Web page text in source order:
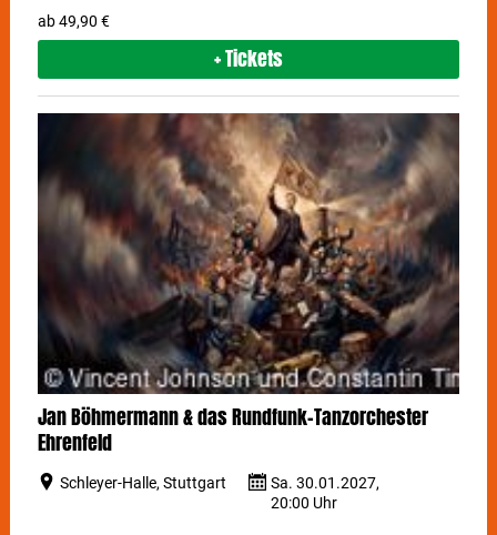
ab 49,90 €
+ Tickets
Jan Böhmermann & das Rundfunk-Tanzorchester
Ehrenfeld
Schleyer-Halle, Stuttgart
Sa. 30.01.2027,
20:00 Uhr